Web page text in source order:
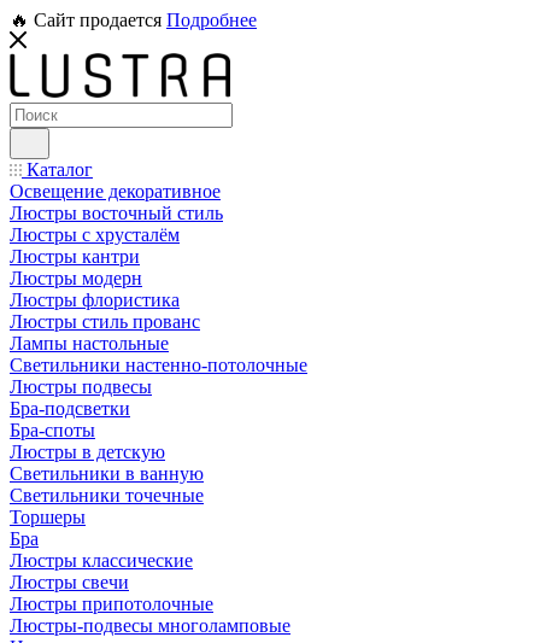
🔥 Сайт продается Подробнее
Каталог
Освещение декоративное
Люстры восточный стиль
Люстры с хрусталём
Люстры кантри
Люстры модерн
Люстры флористика
Люстры стиль прованс
Лампы настольные
Светильники настенно-потолочные
Люстры подвесы
Бра-подсветки
Бра-споты
Люстры в детскую
Светильники в ванную
Светильники точечные
Торшеры
Бра
Люстры классические
Люстры свечи
Люстры припотолочные
Люстры-подвесы многоламповые